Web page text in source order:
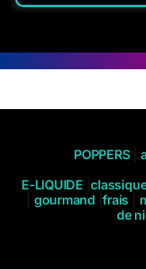
POPPERS|
E-LIQUIDE |
gourmand |frais
de